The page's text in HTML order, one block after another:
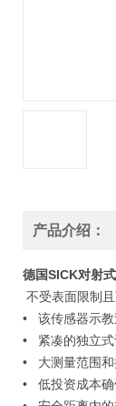
产品介绍：
德国SICK对射
不受表面限制
• 该传感器示教
• 紧凑的独立式
• 大测量范围和
• 低投资成本确